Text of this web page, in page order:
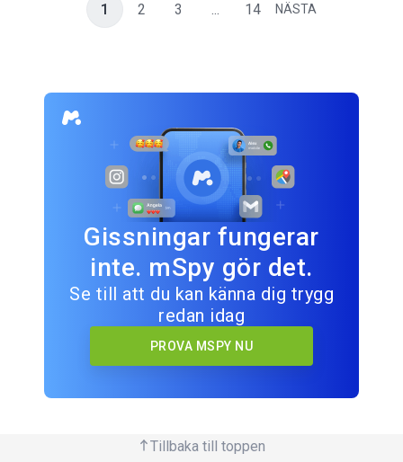
1 2 3 ... 14 NÄSTA
Gissningar fungerar
inte. mSpy gör det.
Se till att du kan känna dig trygg
redan idag
PROVA MSPY NU
Tillbaka till toppen